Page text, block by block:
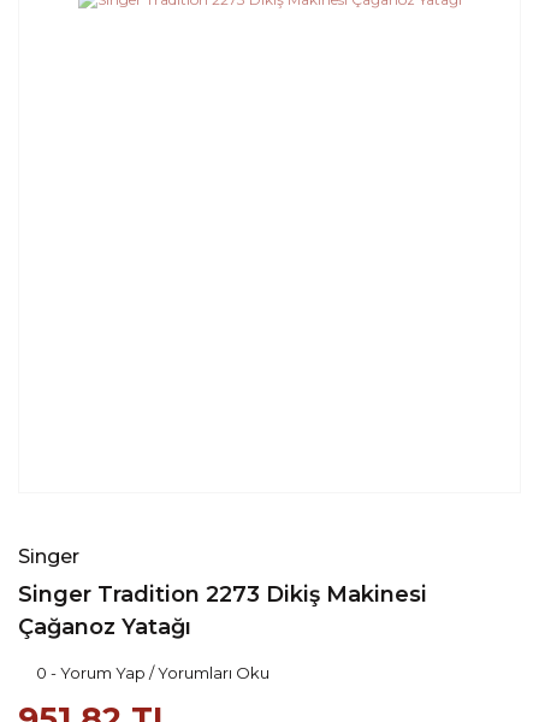
Singer
Singer Tradition 2273 Dikiş Makinesi
Çağanoz Yatağı
0 - Yorum Yap / Yorumları Oku